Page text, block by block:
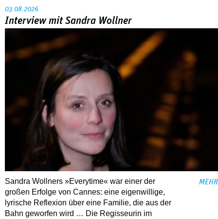
03.08.2026
Interview mit Sandra Wollner
Sandra Wollners »Everytime« war einer der
großen Erfolge von Cannes: eine eigenwillige,
lyrische Reflexion über eine ­Familie, die aus der
Bahn geworfen wird … Die Regisseurin im
MEHR